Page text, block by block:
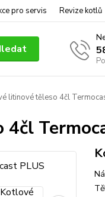
pro servis Revize kotlů
litinové těleso 4čl